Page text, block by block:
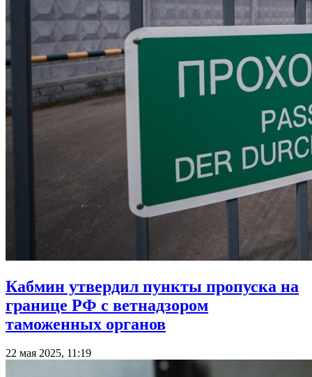
Кабмин утвердил пункты пропуска на
границе РФ с ветнадзором
таможенных органов
22 мая 2025, 11:19